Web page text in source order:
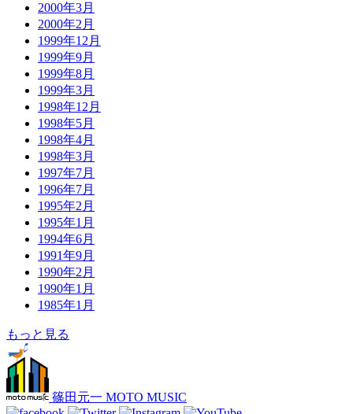
2000年3月
2000年2月
1999年12月
1999年9月
1999年8月
1999年3月
1998年12月
1998年5月
1998年4月
1998年3月
1997年7月
1996年7月
1995年2月
1995年1月
1994年6月
1991年9月
1990年2月
1990年1月
1985年1月
もっと見る
篠田元一 MOTO MUSIC